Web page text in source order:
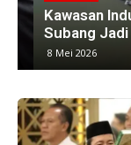
Kawasan
Subang Jadi
8 Mei 2026